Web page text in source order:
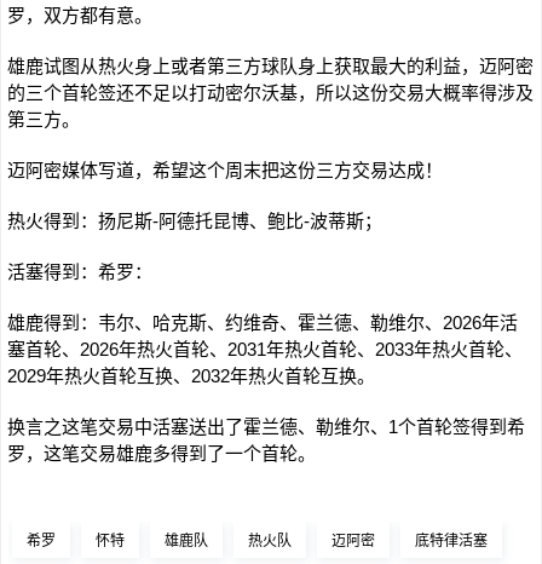
罗，双方都有意。
雄鹿试图从热火身上或者第三方球队身上获取最大的利益，迈阿密
的三个首轮签还不足以打动密尔沃基，所以这份交易大概率得涉及
第三方。
迈阿密媒体写道，希望这个周末把这份三方交易达成！
热火得到：扬尼斯-阿德托昆博、鲍比-波蒂斯；
活塞得到：希罗：
雄鹿得到：韦尔、哈克斯、约维奇、霍兰德、勒维尔、2026年活
塞首轮、2026年热火首轮、2031年热火首轮、2033年热火首轮、
2029年热火首轮互换、2032年热火首轮互换。
换言之这笔交易中活塞送出了霍兰德、勒维尔、1个首轮签得到希
罗，这笔交易雄鹿多得到了一个首轮。
希罗 怀特 雄鹿队 热火队 迈阿密 底特律活塞